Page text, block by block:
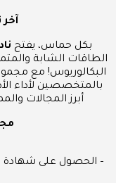
بكل حماس، يفتح
الطاقات الشابة
البكالوريوس! مع
بالمتخصصين لأداء
أبرز المجالات
– الحصول على شهادة